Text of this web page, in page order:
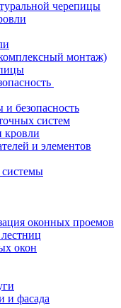
черепицы
монтаж)
безопасность
систем
кровли
и элементов
оконных проемов
окон
и фасада